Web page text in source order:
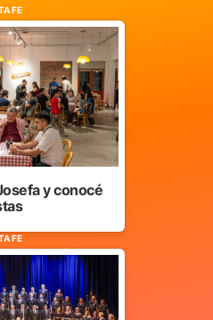
FE
y conocé
FE